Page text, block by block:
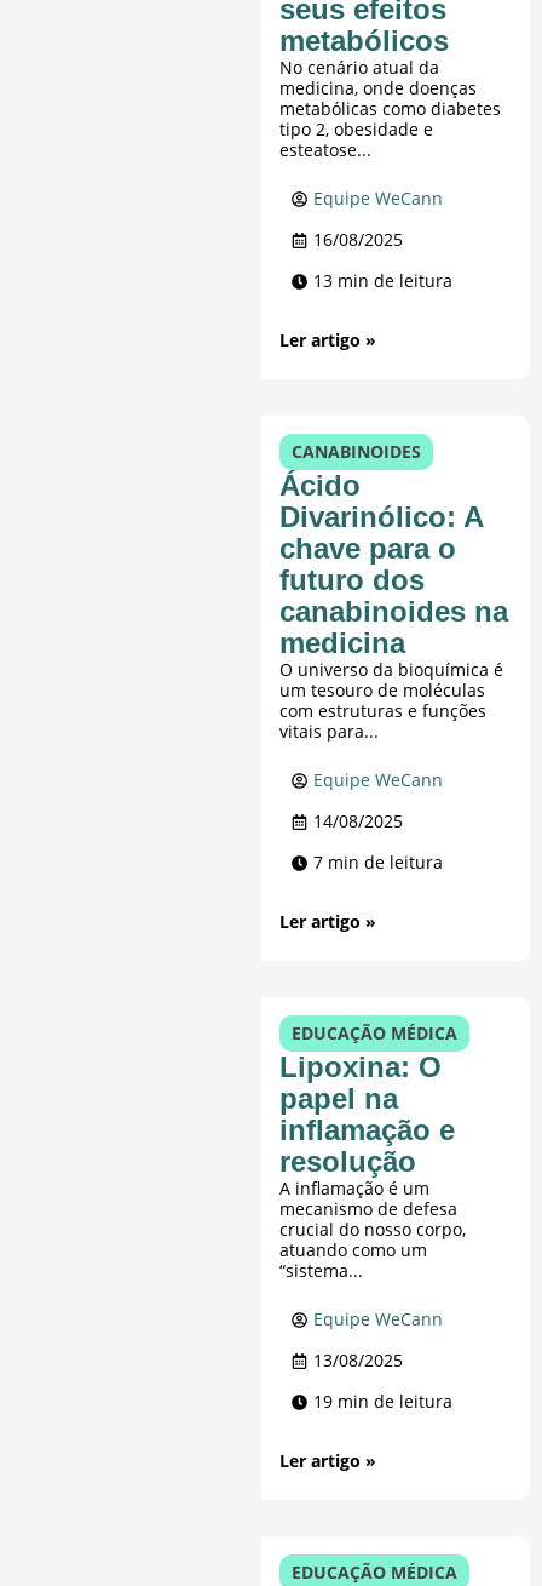
seus efeitos
metabólicos
No cenário atual da
medicina, onde doenças
metabólicas como diabetes
tipo 2, obesidade e
esteatose...
Equipe WeCann
16/08/2025
13 min de leitura
Ler artigo »
CANABINOIDES
Ácido
Divarinólico: A
chave para o
futuro dos
canabinoides na
medicina
O universo da bioquímica é
um tesouro de moléculas
com estruturas e funções
vitais para...
Equipe WeCann
14/08/2025
7 min de leitura
Ler artigo »
EDUCAÇÃO MÉDICA
Lipoxina: O
papel na
inflamação e
resolução
A inflamação é um
mecanismo de defesa
crucial do nosso corpo,
atuando como um
“sistema...
Equipe WeCann
13/08/2025
19 min de leitura
Ler artigo »
EDUCAÇÃO MÉDICA